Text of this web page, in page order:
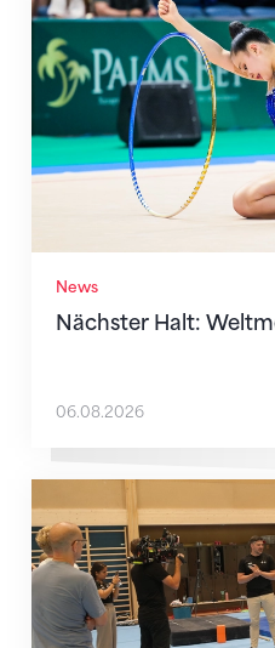
News
Nächster Halt:
06.08.2026
Mit klaren Zielen nach